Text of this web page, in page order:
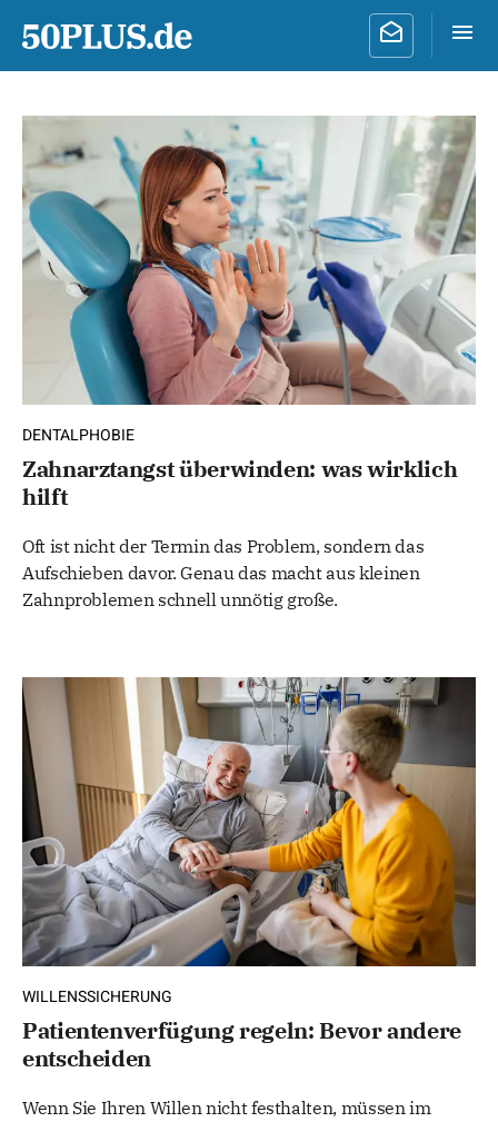
DENTALPHOBIE
Zahnarztangst überwinden: was wirklich
hilft
Oft ist nicht der Termin das Problem, sondern das
Aufschieben davor. Genau das macht aus kleinen
Zahnproblemen schnell unnötig große.
WILLENSSICHERUNG
Patientenverfügung regeln: Bevor andere
entscheiden
Wenn Sie Ihren Willen nicht festhalten, müssen im